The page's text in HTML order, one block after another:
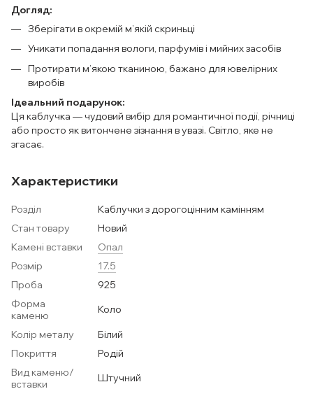
Догляд:
Зберігати в окремій м’якій скриньці
Уникати попадання вологи, парфумів і мийних засобів
Протирати м’якою тканиною, бажано для ювелірних
виробів
Ідеальний подарунок:
Ця каблучка — чудовий вибір для романтичної події, річниці
або просто як витончене зізнання в увазі. Світло, яке не
згасає.
Характеристики
Розділ
Каблучки з дорогоцінним камінням
Стан товару
Новий
Камені вставки
Опал
Розмір
17.5
Проба
925
Форма
каменю
Коло
Колір металу
Білий
Покриття
Родій
Вид каменю/
вставки
Штучний